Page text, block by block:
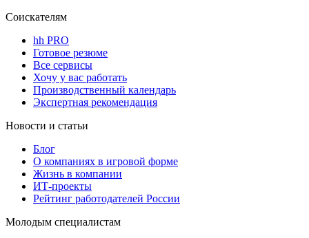
Соискателям
hh PRO
Готовое резюме
Все сервисы
Хочу у вас работать
Производственный календарь
Экспертная рекомендация
Новости и статьи
Блог
О компаниях в игровой форме
Жизнь в компании
ИТ-проекты
Рейтинг работодателей России
Молодым специалистам